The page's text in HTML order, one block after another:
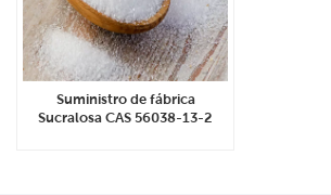
Suministro de fábrica
Sucralosa CAS 56038-13-2